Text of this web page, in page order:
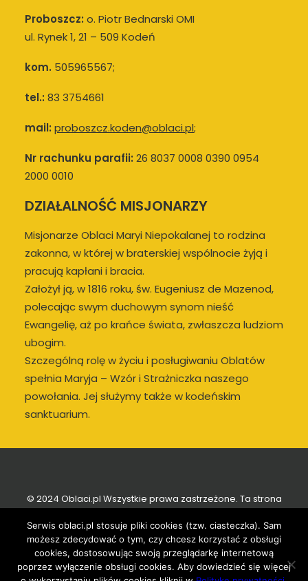
Proboszcz: o. Piotr Bednarski OMI
ul. Rynek 1, 21 – 509 Kodeń
kom. 505965567;
tel.: 83 3754661
mail: proboszcz.koden@oblaci.pl;
Nr rachunku parafii: 26 8037 0008 0390 0954
2000 0010
DZIAŁALNOŚĆ MISJONARZY
Misjonarze Oblaci Maryi Niepokalanej to rodzina
zakonna, w której w braterskiej wspólnocie żyją i
pracują kapłani i bracia.
Założył ją, w 1816 roku, św. Eugeniusz de Mazenod,
polecając swym duchowym synom nieść
Ewangelię, aż po krańce świata, zwłaszcza ludziom
ubogim.
Szczególną rolę w życiu i posługiwaniu Oblatów
spełnia Maryja – Wzór i Strażniczka naszego
powołania. Jej służymy także w kodeńskim
sanktuarium.
© 2024 Oblaci.pl Wszystkie prawa zastrzeżone. Ta strona
Administrator strony –info@oblaci.pl
Serwis oblaci.pl stosuje pliki cookies (tzw. ciasteczka). Sam
możesz zdecydować o tym, czy chcesz korzystać z obsługi
cookies, dostosowując swoją przeglądarkę internetową
poprzez wyłączenie obsługi cookies. Aby dowiedzieć się więcej